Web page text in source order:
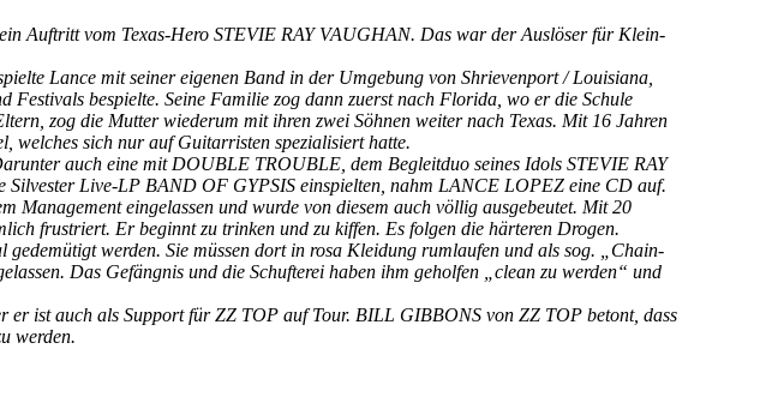
Auftritt vom Texas-Hero STEVIE RAY VAUGHAN. Das war der Auslöser für Klein-
Lance mit seiner eigenen Band in der Umgebung von Shrievenport / Louisiana,
bespielte. Seine Familie zog dann zuerst nach Florida, wo er die Schule
zog die Mutter wiederum mit ihren zwei Söhnen weiter nach Texas. Mit 16 Jahren
welches sich nur auf Guitarristen spezialisiert hatte.
auch eine mit DOUBLE TROUBLE, dem Begleitduo seines Idols STEVIE RAY
Live-LP BAND OF GYPSIS einspielten, nahm LANCE LOPEZ eine CD auf.
eingelassen und wurde von diesem auch völlig ausgebeutet. Mit 20
frustriert. Er beginnt zu trinken und zu kiffen. Es folgen die härteren Drogen.
werden. Sie müssen dort in rosa Kleidung rumlaufen und als sog. „Chain-
Das Gefängnis und die Schufterei haben ihm geholfen „clean zu werden“ und
ist auch als Support für ZZ TOP auf Tour. BILL GIBBONS von ZZ TOP betont, dass
werden.